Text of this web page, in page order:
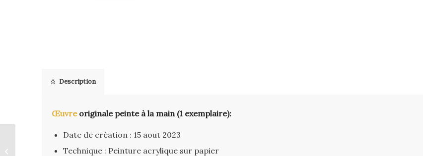
Description
Œuvreoriginale peinte à la main (1 exemplaire):
Date de création : 15 aout 2023
Technique : Peinture acrylique sur papier
« Quiétude »